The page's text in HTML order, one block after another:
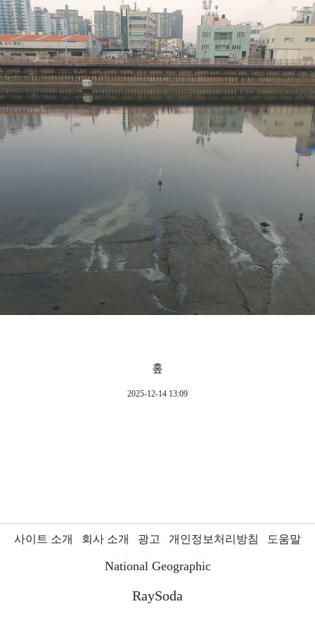
홒
2025-12-14 13:09
사이트 소개 회사 소개 광고 개인정보처리방침 도움말
National Geographic
RaySoda